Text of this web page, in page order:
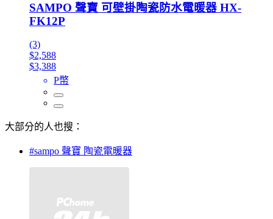
SAMPO 聲寶 可壁掛陶瓷防水電暖器 HX-
FK12P
(3)
$2,588
$3,388
P幣
大部分的人也搜：
#sampo 聲寶 陶瓷電暖器